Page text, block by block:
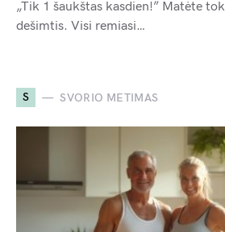
„Tik 1 šaukštas kasdien!” Matėte
dešimtis. Visi remiasi…
S SVORIO METIMAS